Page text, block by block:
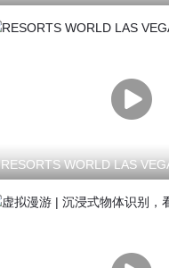
RESORTS WORLD LAS